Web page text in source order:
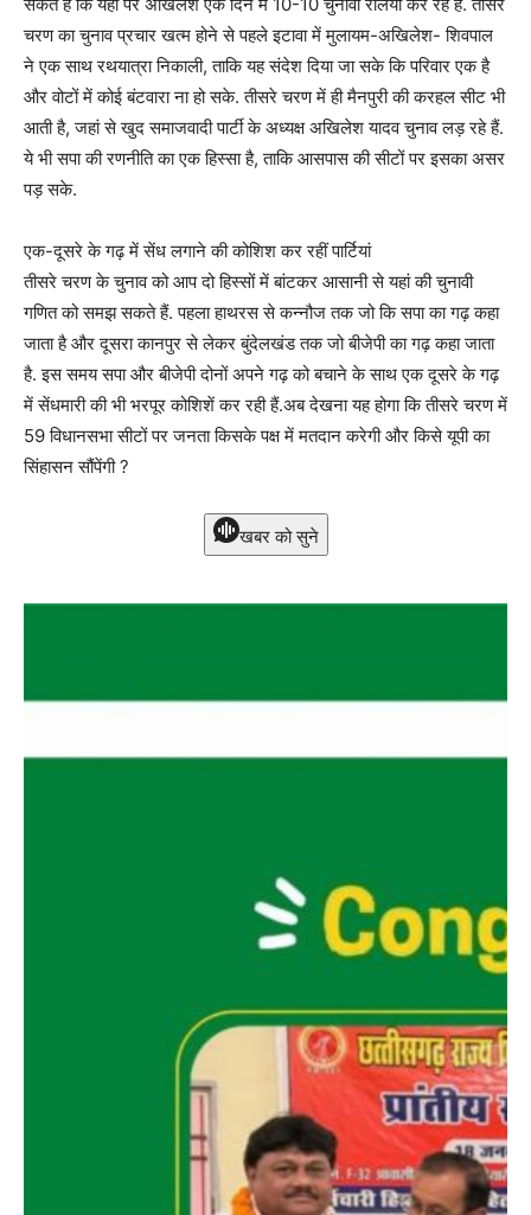
चरण का चुनाव प्रचार खत्म होने से पहले इटावा में मुलायम-अखिलेश- शिवपाल
ने एक साथ रथयात्रा निकाली, ताकि यह संदेश दिया जा सके कि परिवार एक है
और वोटों में कोई बंटवारा ना हो सके. तीसरे चरण में ही मैनपुरी की करहल सीट भी
आती है, जहां से खुद समाजवादी पार्टी के अध्यक्ष अखिलेश यादव चुनाव लड़ रहे हैं.
ये भी सपा की रणनीति का एक हिस्सा है, ताकि आसपास की सीटों पर इसका असर
पड़ सके.
एक-दूसरे के गढ़ में सेंध लगाने की कोशिश कर रहीं पार्टियां
तीसरे चरण के चुनाव को आप दो हिस्सों में बांटकर आसानी से यहां की चुनावी
गणित को समझ सकते हैं. पहला हाथरस से कन्नौज तक जो कि सपा का गढ़ कहा
जाता है और दूसरा कानपुर से लेकर बुंदेलखंड तक जो बीजेपी का गढ़ कहा जाता
है. इस समय सपा और बीजेपी दोनों अपने गढ़ को बचाने के साथ एक दूसरे के गढ़
में सेंधमारी की भी भरपूर कोशिशें कर रही हैं.अब देखना यह होगा कि तीसरे चरण में
59 विधानसभा सीटों पर जनता किसके पक्ष में मतदान करेगी और किसे यूपी का
सिंहासन सौंपेंगी ?
खबर को सुने